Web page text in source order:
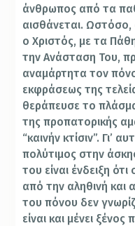
άνθρωπος από τα
αισθάνεται.
ο Χριστός, με τα
την Ανάσταση Του,
αναμάρτητα τον
εκφράσεως της
θεράπευσε το
της προπατορικής
“καινήν κτίσιν”. Γι’
πολύτιμος στην
του είναι ένδειξη
από την αληθινή και
του πόνου δεν
είναι και μένει